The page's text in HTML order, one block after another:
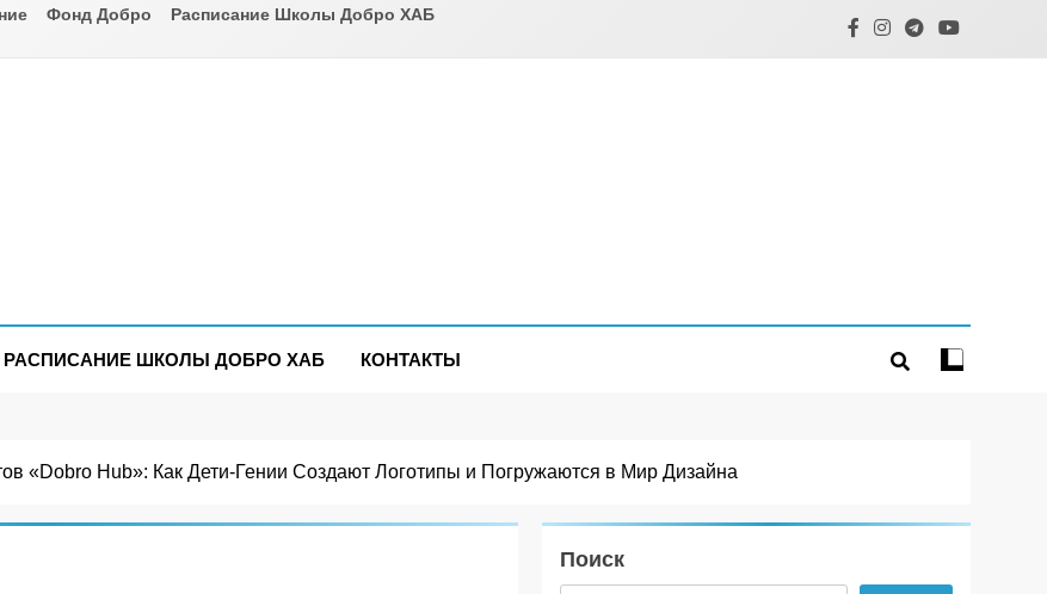
Фонд Добро
Расписание Школы Добро ХАБ
РАСПИСАНИЕ ШКОЛЫ ДОБРО ХАБ КОНТАКТЫ
«Dobro Hub»: Как Дети-Гении Создают Логотипы и Погружаются в Мир Дизайна
Поиск